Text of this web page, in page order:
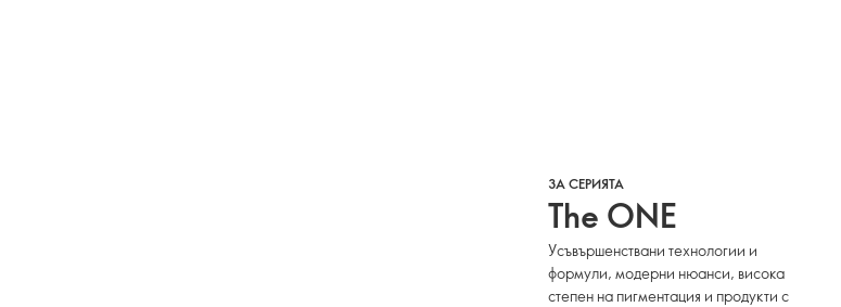
ЗА СЕРИЯТА
The ONE
Усъвършенствани технологии и
формули, модерни нюанси, висока
степен на пигментация и продукти с